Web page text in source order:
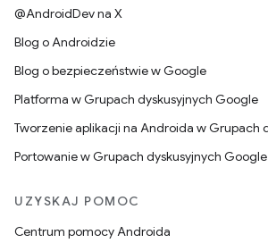
@AndroidDev na X
Blog o Androidzie
Blog o bezpieczeństwie w Google
Platforma w Grupach dyskusyjnych Google
Tworzenie aplikacji na Androida w Grupach
Portowanie w Grupach dyskusyjnych Google
UZYSKAJ POMOC
Centrum pomocy Androida